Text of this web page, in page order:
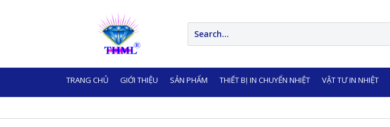
TRANG CHỦ GIỚI THIỆU SẢN PHẨM THIẾT BỊ IN CHUYỂN NHIỆT VẬT TƯ IN NHIỆT